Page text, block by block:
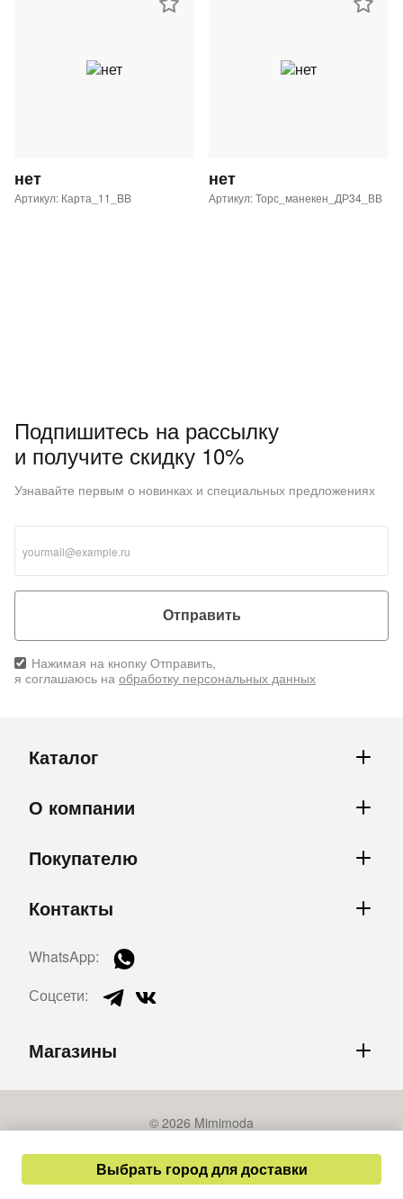
Выбрать город для доставки
нет
Артикул: Карта_11_BB
нет
Артикул: Торс_манекен_ДР34_ВВ
Подпишитесь на рассылку
и получите скидку 10%
Узнавайте первым о новинках и специальных предложениях
Отправить
Нажимая на кнопку Отправить,
я соглашаюсь на обработку персональных данных
Каталог
О компании
Покупателю
Контакты
WhatsApp:
Соцсети:
Магазины
© 2026 Mimimoda
Политика конфиденциальности